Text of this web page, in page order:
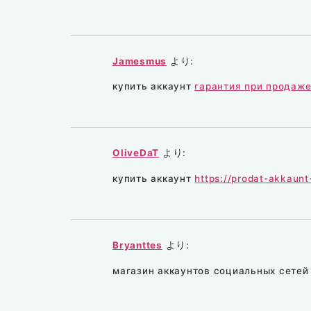
Jamesmus より:
купить аккаунт гарантия при
OliveDaT より:
купить аккаунт https://prodat-
Bryanttes より:
магазин аккаунтов социальных